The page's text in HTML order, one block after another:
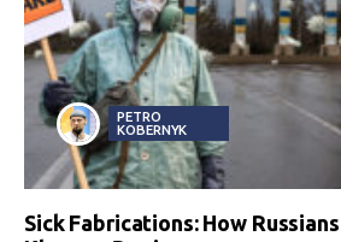
PETRO
KOBERNYK
Sick Fabrications: How